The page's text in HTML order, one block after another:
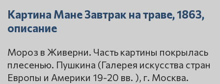
Картина Мане Завтрак на траве, 1863,
описание
Мороз в Живерни. Часть картины покрылась
плесенью. Пушкина (Галерея искусства стран
Европы и Америки 19-20 вв. ), г. Москва.